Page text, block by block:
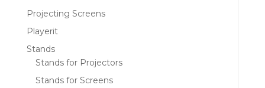
Projecting Screens
Playerit
Stands
Stands for Projectors
Stands for Screens